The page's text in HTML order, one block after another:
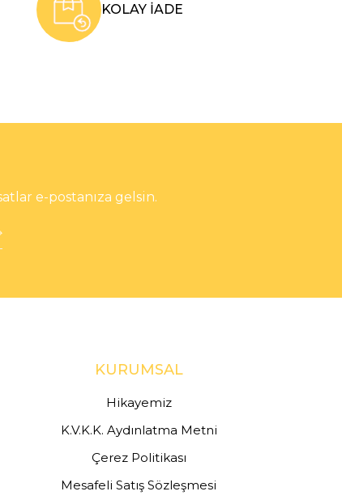
KOLAY İADE
e-postanıza gelsin.
KURUMSAL
Hikayemiz
K.V.K.K. Aydınlatma Metni
Çerez Politikası
Mesafeli Satış Sözleşmesi